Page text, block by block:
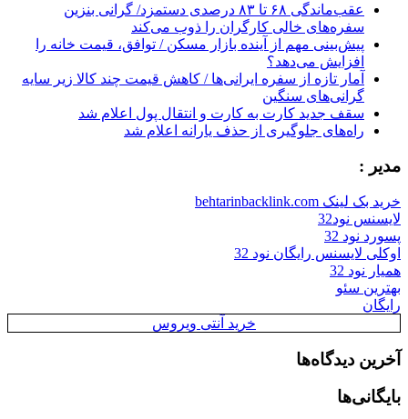
عقب‌ماندگی ۶۸ تا ۸۳ درصدی دستمزد/ گرانی بنزین
سفره‌های خالی کارگران را ذوب می‌کند
پیش‌بینی مهم از آینده بازار مسکن / توافق، قیمت خانه را
افزایش می‌دهد؟
آمار تازه از سفره ایرانی‌ها / کاهش قیمت چند کالا زیر سایه
گرانی‌های سنگین
سقف جدید کارت به کارت و انتقال پول اعلام شد
راه‌های جلوگیری از حذف یارانه اعلام شد
مدیر :
خرید بک لینک behtarinbacklink.com
لایسنس نود32
پسورد نود 32
اوکلی لایسنس رایگان نود 32
همیار نود 32
بهترین سئو
رایگان
خرید آنتی ویروس
آخرین دیدگاه‌ها
بایگانی‌ها